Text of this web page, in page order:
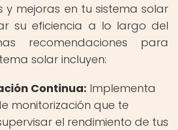
y mejoras en tu sistema solar
su eficiencia a lo largo del
recomendaciones para
solar incluyen:
Continua: Implementa
monitorización que te
el rendimiento de tus